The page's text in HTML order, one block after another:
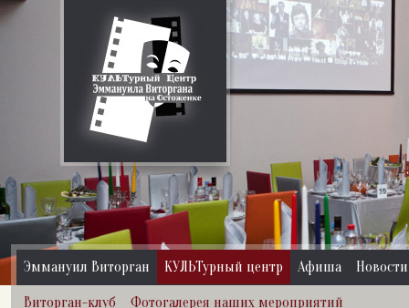
Эммануил Виторган КУЛЬТурный центр Афиша Новости
Виторган-клуб Фотогалерея наших мероприятий